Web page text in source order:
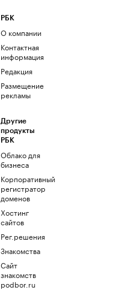
РБК
О компании
Контактная
информация
Редакция
Размещение
рекламы
Другие
продукты
РБК
Облако для
бизнеса
Корпоративный
регистратор
доменов
Хостинг
сайтов
Рег.решения
Знакомства
Сайт
знакомств
podbor.ru